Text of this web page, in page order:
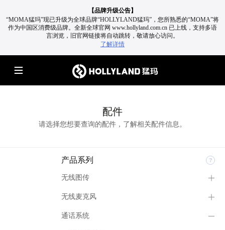
【品牌升级公告】
“MOMA猛玛”现已升级为全球品牌“HOLLYLAND猛玛”，您所熟悉的“MOMA”将
作为中国区消费级品牌。 全新全球官网 www.hollyland.com.cn 已上线，支持多语
言浏览，旧官网链接将自动跳转，敬请放心访问。
了解详情
配件
请选择您想要查询的配件，了解相关配件信息。
产品系列
无线图传
无线麦克风
通话系统